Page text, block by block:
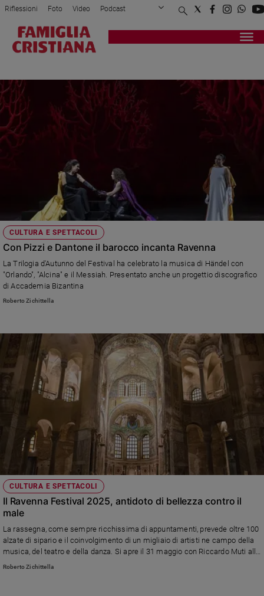
Attualità
Politica
Mondo
Economia
Legalità
Papa
Papa
Chiesa
Chiesa
Devozione
Santo
Società
e
valori
Ambiente
e
Riflessioni Foto Video Podcast
Privacy Policy Chi siamo
Registrati Redazione
CULTURA E SPETTACOLI
Con Pizzi e Dantone il barocco incanta Ravenna
La Trilogia d'Autunno del Festival ha celebrato la musica di Händel con
"Orlando", "Alcina" e il Messiah. Presentato anche un progettio discografico
di Accademia Bizantina
Roberto Zichittella
CULTURA E SPETTACOLI
Il Ravenna Festival 2025, antidoto di bellezza contro il
male
La rassegna, come sempre ricchissima di appuntamenti, prevede oltre 100
alzate di sipario e il coinvolgimento di un migliaio di artisti ne campo della
musica, del teatro e della danza. Si apre il 31 maggio con Riccardo Muti alla
guida dell'Orchestra Cherubini
Roberto Zichittella